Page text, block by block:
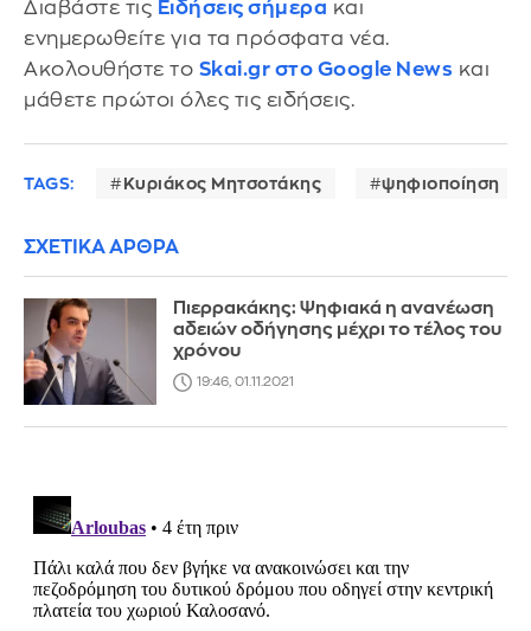
Διαβάστε τις Ειδήσεις σήμερα και
ενημερωθείτε για τα πρόσφατα νέα.
Ακολουθήστε το Skai.gr στο Google News και
μάθετε πρώτοι όλες τις ειδήσεις.
TAGS: Κυριάκος Μητσοτάκης ψηφιοποίηση
ΣΧΕΤΙΚΑ ΑΡΘΡΑ
Πιερρακάκης: Ψηφιακά η ανανέωση
αδειών οδήγησης μέχρι το τέλος του
χρόνου
19:46, 01.11.2021